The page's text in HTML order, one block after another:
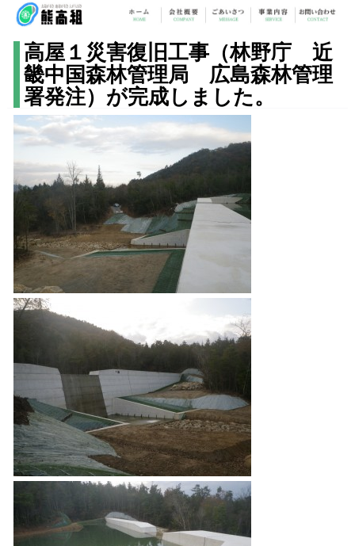
高屋１災害復旧工事（林野庁 近
畿中国森林管理局 広島森林管理
署発注）が完成しました。